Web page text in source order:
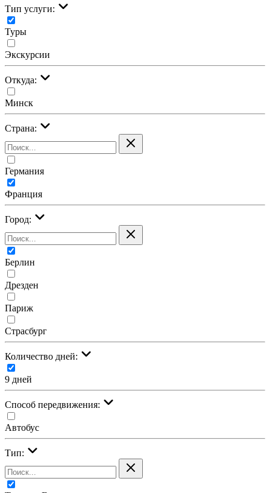
Тип услуги:
Туры
Экскурсии
Откуда:
Минск
Страна:
Германия
Франция
Город:
Берлин
Дрезден
Париж
Страсбург
Количество дней:
9 дней
Cпособ передвижения:
Автобус
Тип: